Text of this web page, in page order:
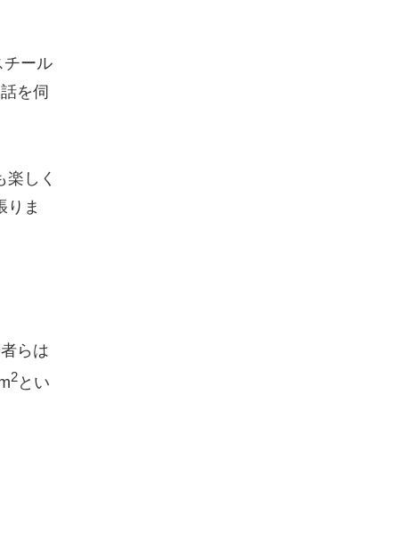
チール
を伺
しく
りま
らは
2とい